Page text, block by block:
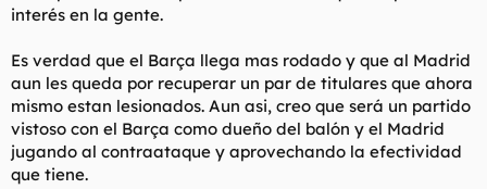
interés en la gente.
Es verdad que el Barça llega mas rodado y que al Madrid
aun les queda por recuperar un par de titulares que ahora
mismo estan lesionados. Aun asi, creo que será un partido
vistoso con el Barça como dueño del balón y el Madrid
jugando al contraataque y aprovechando la efectividad
que tiene.